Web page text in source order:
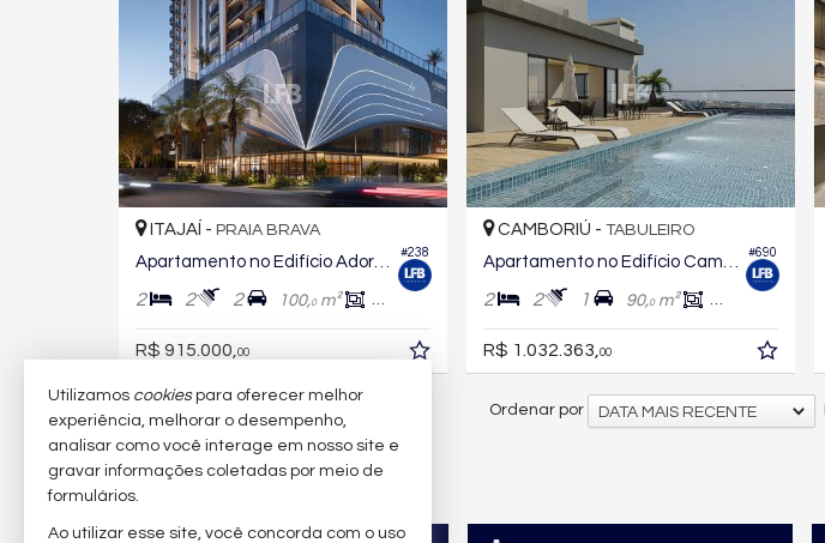
#238
ITAJAÍ - PRAIA BRAVA
Apartamento no Edifício Adoratta
2 2 2 100,0m² 67,
R$ 915.000,00
#690
CAMBORIÚ - TABULEIRO
Apartamento no Edifício Camboriú Boulevard
2 2 1 90,0m² 72,
R$ 1.032.363,00
100 imóveis encontrados Ordenar por DATA MAIS RECENTE
Utilizamos cookiespara oferecer melhor
experiência, melhorar o desempenho,
analisar como você interage em nosso site e
gravar informações coletadas por meio de
formulários.
Ao utilizar esse site, você concorda com o uso